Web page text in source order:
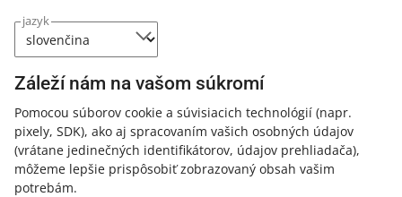
jazyk
Záleží nám na vašom súkromí
Pomocou súborov cookie a súvisiacich technológií (napr.
pixely, SDK), ako aj spracovaním vašich osobných údajov
(vrátane jedinečných identifikátorov, údajov prehliadača),
môžeme lepšie prispôsobiť zobrazovaný obsah vašim
potrebám.
Ak je originál papierovej faktúry poškodený alebo chýba
a vy nás o tom informujete, poskytovateľ služby – v tomto
faktúru znovu, s rovnakými údajmi. Opätovne vystavená
faktúry vo vlastníctve poskytovateľa služby. Namiesto
toho ide o samostatnú faktúru, ktorú poskytovateľ služby
vystaví v dvoch kópiách.